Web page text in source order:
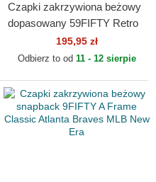
Czapki zakrzywiona beżowy
dopasowany 59FIFTY Retro
Crown Linen Atlanta Braves
MLB New Era
195,95 zł
Odbierz to od 11 - 12 sierpie